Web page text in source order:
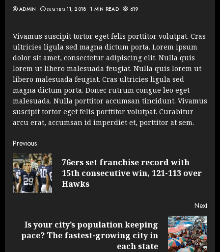
ADMIN เมษายน 11, 2018 1 MIN READ 619
Vivamus suscipit tortor eget felis porttitor volutpat. Cras
ultricies ligula sed magna dictum porta. Lorem ipsum
dolor sit amet, consectetur adipiscing elit. Nulla quis
lorem ut libero malesuada feugiat. Nulla quis lorem ut
libero malesuada feugiat. Cras ultricies ligula sed
magna dictum porta. Donec rutrum congue leo eget
malesuada. Nulla porttitor accumsan tincidunt. Vivamus
suscipit tortor eget felis porttitor volutpat. Curabitur
arcu erat, accumsan id imperdiet et, porttitor at sem.
Continue
Reading
Previous
76ers set franchise record with
15th consecutive win, 121-113 over
Hawks
Next
Next
post:
Is your city’s population keeping
pace? The fastest-growing city in
each state